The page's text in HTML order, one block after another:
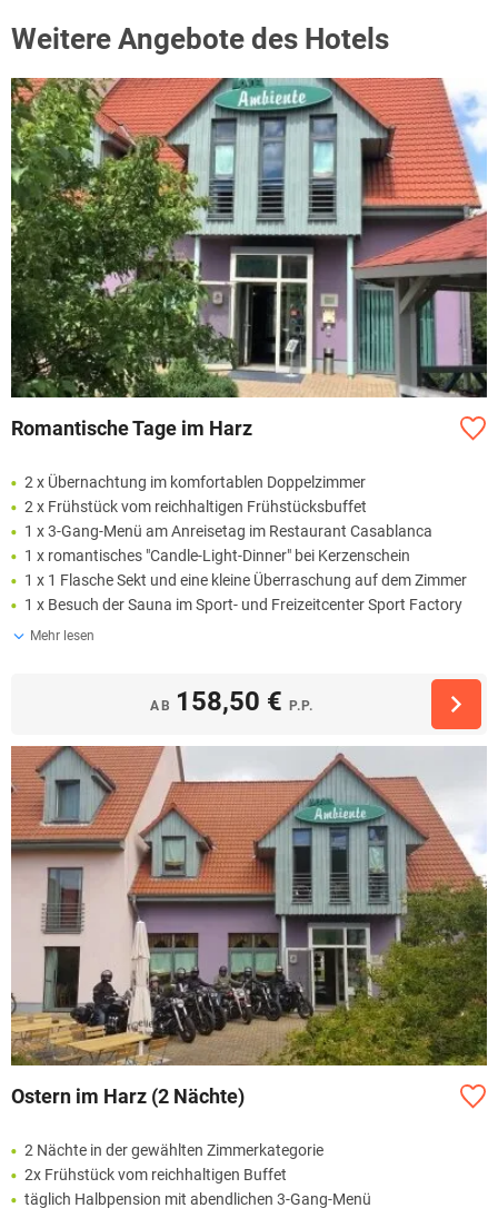
Weitere Angebote des Hotels
Romantische Tage im Harz
2 x Übernachtung im komfortablen Doppelzimmer
2 x Frühstück vom reichhaltigen Frühstücksbuffet
1 x 3-Gang-Menü am Anreisetag im Restaurant Casablanca
1 x romantisches "Candle-Light-Dinner" bei Kerzenschein
1 x 1 Flasche Sekt und eine kleine Überraschung auf dem Zimmer
1 x Besuch der Sauna im Sport- und Freizeitcenter Sport Factory
Mehr lesen
AB 158,50 € P.P.
Ostern im Harz (2 Nächte)
2 Nächte in der gewählten Zimmerkategorie
2x Frühstück vom reichhaltigen Buffet
täglich Halbpension mit abendlichen 3-Gang-Menü